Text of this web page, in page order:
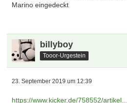
Marino eingedeckt
billyboy
Tooor-Urgestein
23. September 2019 um 12:39
https://www.kicker.de/758552/